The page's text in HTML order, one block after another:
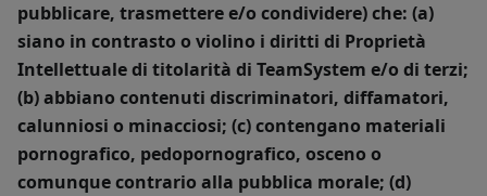
pubblicare, trasmettere e/o condividere) che: (a)
siano in contrasto o violino i diritti di Proprietà
Intellettuale di titolarità di TeamSystem e/o di terzi;
(b) abbiano contenuti discriminatori, diffamatori,
calunniosi o minacciosi; (c) contengano materiali
pornografico, pedopornografico, osceno o
comunque contrario alla pubblica morale; (d)